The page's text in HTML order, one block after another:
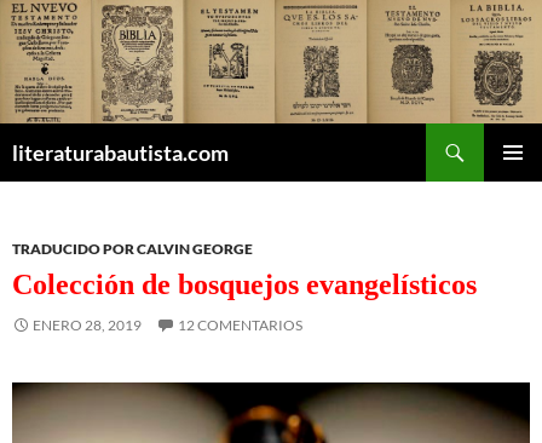
literaturabautista.com
TRADUCIDO POR CALVIN GEORGE
Colección de bosquejos evangelísticos
ENERO 28, 2019 12 COMENTARIOS